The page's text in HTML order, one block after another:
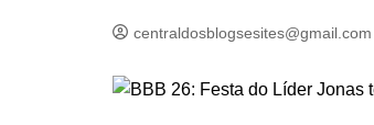
centraldosblogsesites@gmail.com